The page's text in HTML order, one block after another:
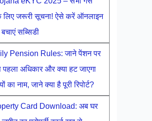
के लिए जरूरी सूचना! ऐसे करें ऑनलाइन
सब्सिडी
Pension Rules: जाने पेंशन पर
पहला अधिकार और क्या हट जाएगा
का नाम, जाने क्या है पूरी रिपोर्ट?
Card Download: अब घर